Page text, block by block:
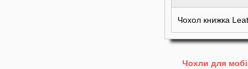
Чохол книжка
Чохли для